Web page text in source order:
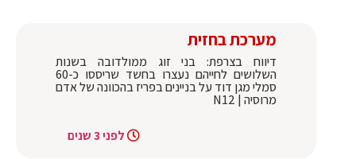
מערכת בחזית
דיווח בצרפת: בני זוג ממולדובה בשנות
השלושים לחייהם נעצרו בחשד שריססו כ-60
סמלי מגן דוד על בניינים בפריז בהכוונה של אדם
מרוסיה | N12
לפני 3 שנים